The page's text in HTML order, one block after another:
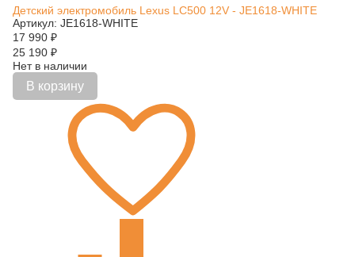
Детский электромобиль Lexus LC500 12V - JE1618-WHITE
Артикул: JE1618-WHITE
17 990 ₽
25 190 ₽
Нет в наличии
В корзину